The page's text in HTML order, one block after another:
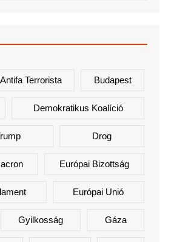
Antifa Terrorista Budapest
Demokratikus Koalíció
Drog
Európai Bizottság
Európai Unió
Gyilkosság Gáza